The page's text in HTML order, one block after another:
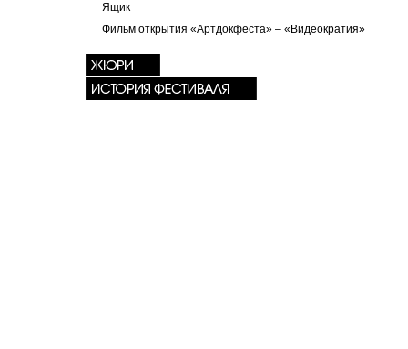
Ящик
Фильм открытия «Артдокфеста» – «Видеократия»